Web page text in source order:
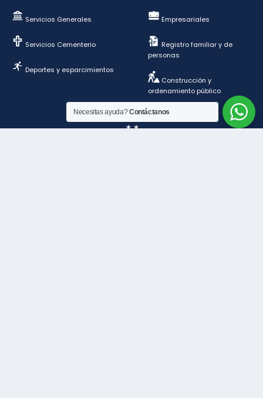
Servicios Generales
Servicios Cementerio
Deportes y esparcimientos
Empresariales
Registro familiar y de
personas
Construcción y
ordenamiento público
Necesitas ayuda?Contáctanos